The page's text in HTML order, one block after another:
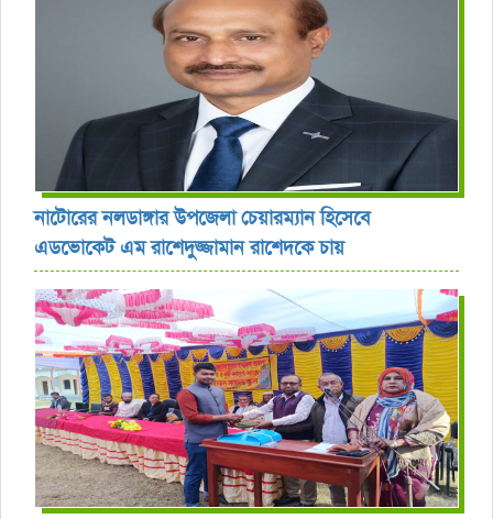
নাটোরের নলডাঙ্গার উপজেলা চেয়ারম্যান হিসেবে
এডভোকেট এম রাশেদুজ্জামান রাশেদকে চায়